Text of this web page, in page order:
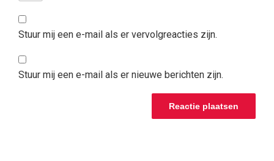
Stuur mij een e-mail als er vervolgreacties zijn.
Stuur mij een e-mail als er nieuwe berichten zijn.